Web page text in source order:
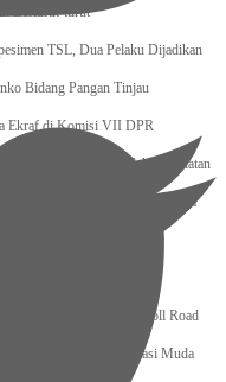
Berturut-turut
TSL, Dua Pelaku Dijadikan
Bidang Pangan Tinjau
Ekraf di Komisi VII DPR
untuk Program Cek Kesehatan
Terluar Indonesia Malaysia
Agama pada 29
Bencana di Daerah
/ 2025m, Waskita Toll Road
Lapangan Kerja Generasi Muda